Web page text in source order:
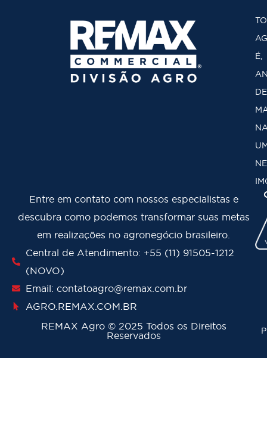
É,
DE
Entre em contato com nossos especialistas e
descubra como podemos transformar suas metas
em realizações no agronegócio brasileiro.
Central de Atendimento: +55 (11) 91505-1212
(NOVO)
Email: contatoagro@remax.com.br
AGRO.REMAX.COM.BR
REMAX Agro ©2025 Todos os Direitos
Reservados